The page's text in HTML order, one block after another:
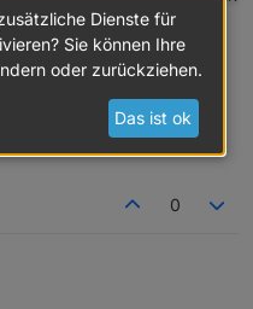
	error
Error in callback
update, iob stop, sudo apt full-
0
Dienste für
Sie können Ihre
oder zurückziehen.
Das ist ok